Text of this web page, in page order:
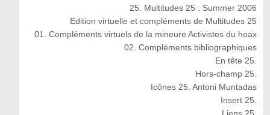
25. Multitudes 25 : Summer 2006
Edition virtuelle et compléments de Multitudes 25
01. Compléments virtuels de la mineure Activistes du hoax
02. Compléments bibliographiques
En tête 25.
Hors-champ 25.
Icônes 25. Antoni Muntadas
Insert 25.